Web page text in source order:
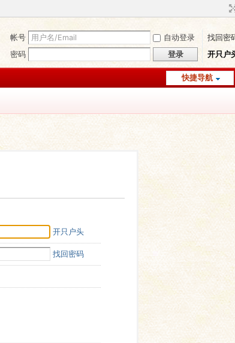
帐号 自动登录
找回密
密码
登录 开只户
快捷导航
开只户头
找回密码